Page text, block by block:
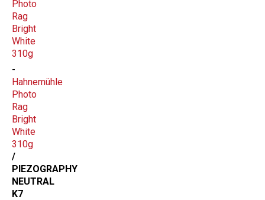
Photo
Rag
Bright
White
310g
Hahnemühle
Photo
Rag
Bright
White
310g
/
PIEZOGRAPHY
NEUTRAL
K7